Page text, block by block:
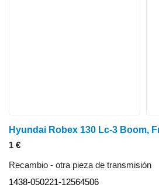
1 €
Recambio - otra pieza de transmisión
1438-050221-12564506